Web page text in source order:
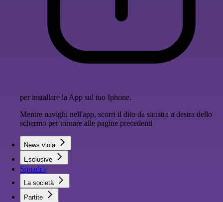
per installare la App sul tuo Iphone.
Mentre navighi nell'app, scorri il dito da sinistra a destra dello
schermo per tornare alle pagine precedenti
News viola
Esclusive
Squadra
La società
Partite